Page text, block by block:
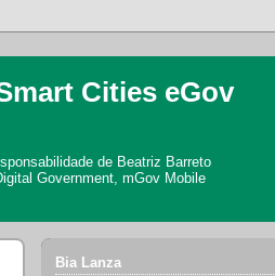
Cities eGov
de Beatriz Barreto
Government, mGov Mobile
Bia Lanza